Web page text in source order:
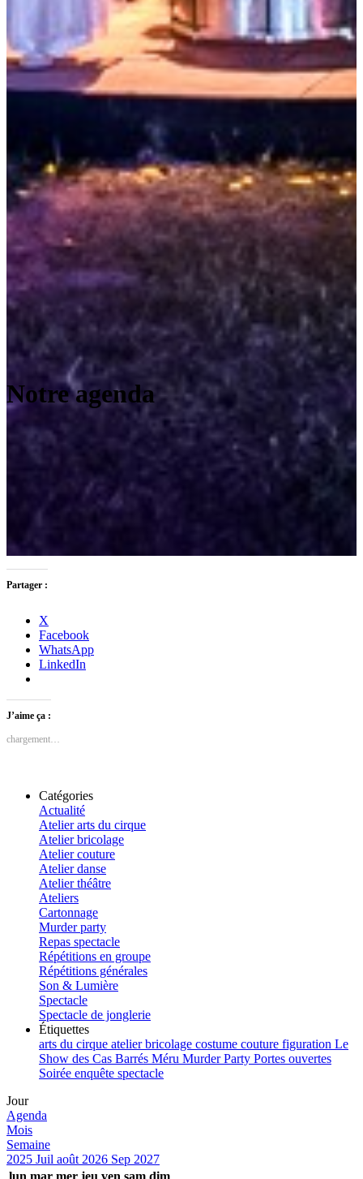
Notre agenda
Partager :
X
Facebook
WhatsApp
LinkedIn
J’aime ça :
chargement…
Catégories
Actualité
Atelier arts du cirque
Atelier bricolage
Atelier couture
Atelier danse
Atelier théâtre
Ateliers
Cartonnage
Murder party
Repas spectacle
Répétitions en groupe
Répétitions générales
Son & Lumière
Spectacle
Spectacle de jonglerie
Étiquettes
arts du cirque atelierbricolage costume couture figuration Le
Show des Cas Barrés Méru Murder Party Portes ouvertes
Soirée enquête spectacle
Jour
Agenda
Mois
Semaine
2025 Juil août 2026 Sep 2027